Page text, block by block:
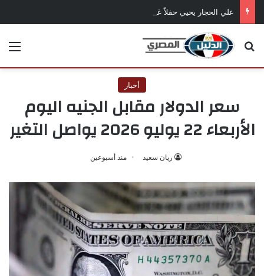
علي الحجار يحيي حفلاً غنائياً في مهرجان الصيف الدولي بالإسكندرية
بحث عن
أخبار
سعر الدولار مقابل الجنيه اليوم
الأربعاء 22 يوليو 2026 يواصل التغير
ريان سعيد منذ أسبوعين